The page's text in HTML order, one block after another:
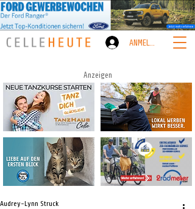
ANMELDEN
Anzeigen
Audrey-Lynn Struck